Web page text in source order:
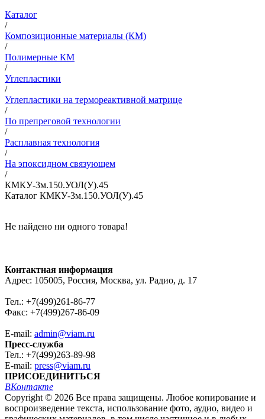
Каталог
/
Композиционные материалы (КМ)
/
Полимерные КМ
/
Углепластики
/
Углепластики на термореактивной матрице
/
По препреговой технологии
/
Расплавная технология
/
На эпоксидном связующем
/
КМКУ-3м.150.УОЛ(У).45
Каталог КМКУ-3м.150.УОЛ(У).45
Не найдено ни одного товара!
Контактная информация
Адрес: 105005, Россия, Москва, ул. Радио, д. 17
Тел.: +7(499)261-86-77
Факс: +7(499)267-86-09
E-mail: admin@viam.ru
Пресс-служба
Тел.: +7(499)263-89-98
E-mail: press@viam.ru
ПРИСОЕДИНИТЬСЯ
ВКонтакте
Copyright © 2026 Все права защищены. Любое копирование и
воспроизведение текста, использование фото, аудио, видео и